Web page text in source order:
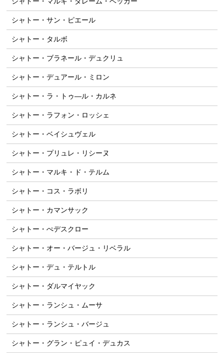
シャトー・サン・ピエール
シャトー・タルボ
シャトー・ブラネール・デュクリュ
シャトー・デュアール・ミロン
シャトー・ラ・トゥ―ル・カルネ
シャトー・ラフォン・ロッシェ
シャトー・ベイシュヴェル
シャトー・プリュレ・リシーヌ
シャトー・マルキ・ド・テルム
シャトー・コス・ラボリ
シャトー・カマンサック
シャトー・ぺデスクロー
シャトー・オー・バージュ・リベラル
シャトー・デュ・テルトル
シャトー・ダルマイヤック
シャトー・ランシュ・ムーサ
シャトー・ランシュ・バージュ
シャトー・グラン・ピュイ・デュカス